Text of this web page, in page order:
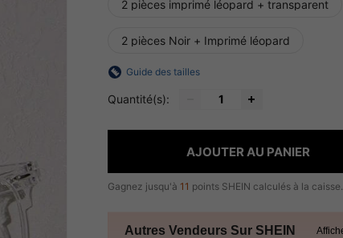
2 pièces imprimé léopard + transparent
2 pièces Noir + Imprimé léopard
Guide des tailles
Quantité(s):
AJOUTER AU PANIER
Gagnez jusqu'à 11 points SHEIN calculés à la caisse.
Autres Vendeurs Sur SHEIN